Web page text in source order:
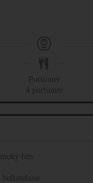
Portioner
4 portioner
bits